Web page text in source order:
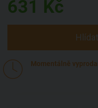
631 Kč
Momentálně